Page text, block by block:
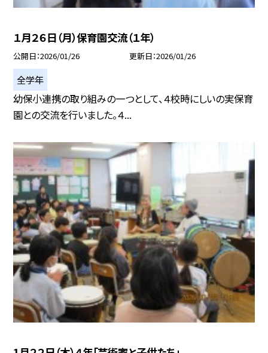
１月２６日（月）保育園交流（１年）
公開日 2026/01/26 更新日 2026/01/26
全学年
幼保小連携の取り組みの一つとして、４校時にしいの実保育
園との交流を行いました。４...